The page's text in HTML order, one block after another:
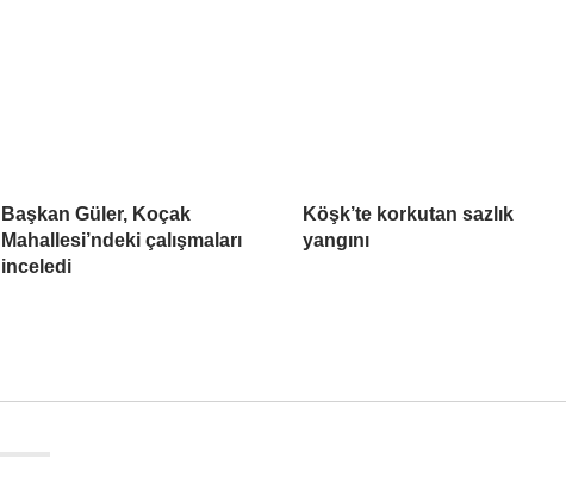
Başkan Güler, Koçak
Mahallesi’ndeki çalışmaları
inceledi
Köşk’te korkutan sazlık
yangını